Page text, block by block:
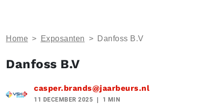
Home > Exposanten > Danfoss B.V
Danfoss B.V
casper.brands@jaarbeurs.nl
11 DECEMBER 2025 1 MIN